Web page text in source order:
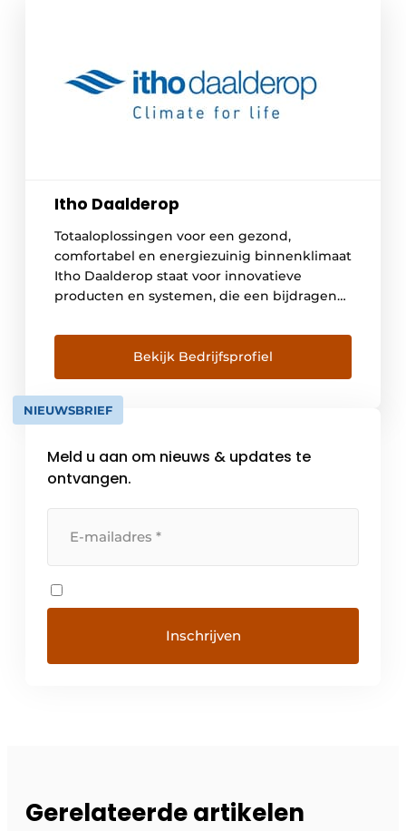
Itho Daalderop
Totaaloplossingen voor een gezond,
comfortabel en energiezuinig binnenklimaat
Itho Daalderop staat voor innovatieve
producten en systemen, die een bijdragen
energiezuinig binnenklimaat. Samen zorgen
onze producten voor totaalsystemen die
energieneutraal wonen – volgens de
ambitieuze klimaateisen van morgen –
vandaag al mogelijk maken. We streven er
Bekijk Bedrijfsprofiel
NIEUWSBRIEF
Meld u aan om nieuws & updates te
ontvangen.
Gerelateerde artikelen